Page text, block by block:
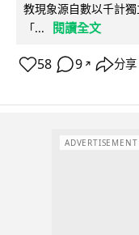
教現象源自數以千計
「...
閱讀全文
58 9 ↗ 分享
ADVERTISEMENT